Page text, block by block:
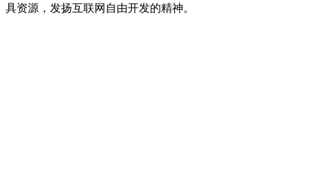
具资源，发扬互联网自由开发的精神。